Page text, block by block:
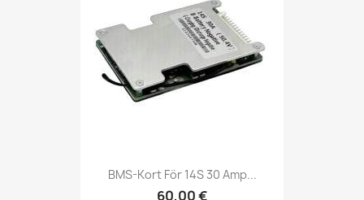
BMS-Kort För 14S 30 Amp...
60,00 €